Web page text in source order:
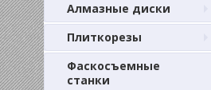
Алмазные диски
Плиткорезы
Фаскосъемные
станки